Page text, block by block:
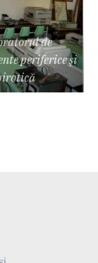
de
periferice şi